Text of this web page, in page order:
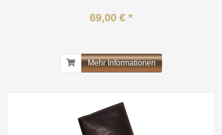
69,00 € *
Mehr Informationen